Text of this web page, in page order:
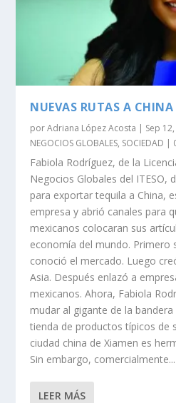
NUEVAS RUTAS A CHINA
porAdriana López Acosta | Sep
NEGOCIOS GLOBALES, SOCIEDAD |
Fabiola Rodríguez, de la
Negocios Globales del ITESO,
para exportar tequila a China,
empresa y abrió canales para
mexicanos colocaran sus
economía del mundo. Primero
conoció el mercado. Luego
Asia. Después enlazó a
mexicanos. Ahora, Fabiola
mudar al gigante de la
tienda de productos típicos de
ciudad china de Xiamen es
Sin embargo, comercialmente...
LEER MÁS